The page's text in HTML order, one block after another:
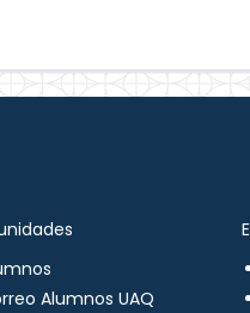
Alumnos UAQ